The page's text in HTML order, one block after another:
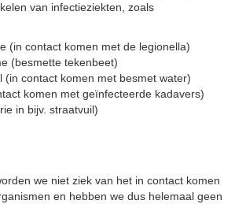
van infectieziekten, zoals
(in contact komen met de legionella)
(besmette tekenbeet)
(in contact komen met besmet water)
komen met geïnfecteerde kadavers)
in bijv. straatvuil)
we niet ziek van het in contact komen
en hebben we dus helemaal geen